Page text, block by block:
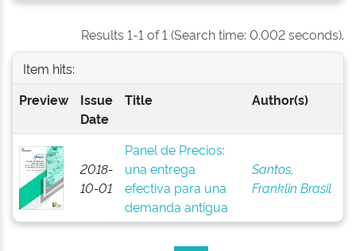
Results 1-1 of 1 (Search time: 0.002 seconds).
Item hits:
Preview
Issue
Date
Title Author(s)
2018-
10-01
Panel de Precios:
una entrega
efectiva para una
demanda antigua
Santos,
Franklin Brasil